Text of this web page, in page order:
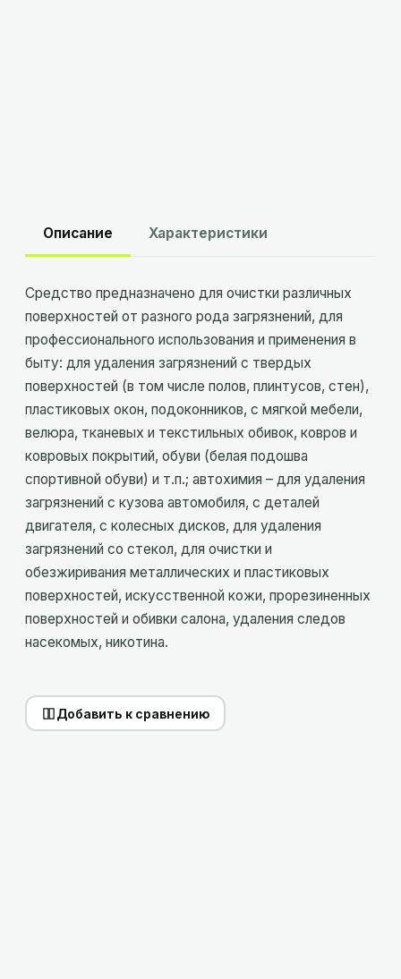
Описание Характеристики
Средство предназначено для очистки различных
поверхностей от разного рода загрязнений, для
профессионального использования и применения в
быту: для удаления загрязнений с твердых
поверхностей (в том числе полов, плинтусов, стен),
пластиковых окон, подоконников, с мягкой мебели,
велюра, тканевых и текстильных обивок, ковров и
ковровых покрытий, обуви (белая подошва
спортивной обуви) и т.п.; автохимия – для удаления
загрязнений с кузова автомобиля, с деталей
двигателя, с колесных дисков, для удаления
загрязнений со стекол, для очистки и
обезжиривания металлических и пластиковых
поверхностей, искусственной кожи, прорезиненных
поверхностей и обивки салона, удаления следов
насекомых, никотина.
Добавить к сравнению